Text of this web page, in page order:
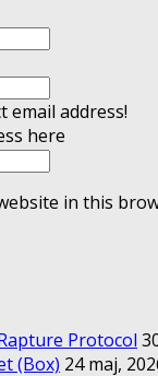
email address!
here
in this
Protocol
(Box) 24 maj,